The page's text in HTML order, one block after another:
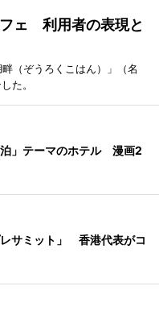
ェ 利用者の表現と
（ぞうろくこはん）」（名
た。
」テーマのホテル 漫画2
サミット」 香港代表がコ